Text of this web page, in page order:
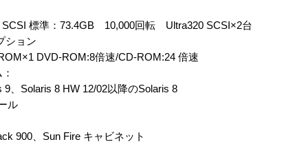
標準：73.4GB 10,000回転 Ultra320 SCSI×2台
ション
DVD-ROM:8倍速/CD-ROM:24 倍速
、Solaris 8 HW 12/02以降のSolaris 8
ル
900、Sun Fire キャビネット